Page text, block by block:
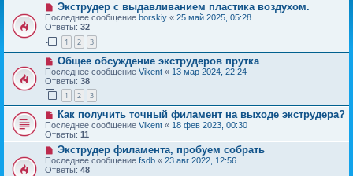
Экструдер с выдавливанием пластика воздухом.
Последнее сообщение borskiy « 25 май 2025, 05:28
Ответы: 32
1 2 3
Общее обсуждение экструдеров прутка
Последнее сообщение Vikent « 13 мар 2024, 22:24
Ответы: 38
1 2 3
Как получить точный филамент на выходе экструдера?
Последнее сообщение Vikent « 18 фев 2023, 00:30
Ответы: 11
Экструдер филамента, пробуем собрать
Последнее сообщение fsdb « 23 авг 2022, 12:56
Ответы: 48